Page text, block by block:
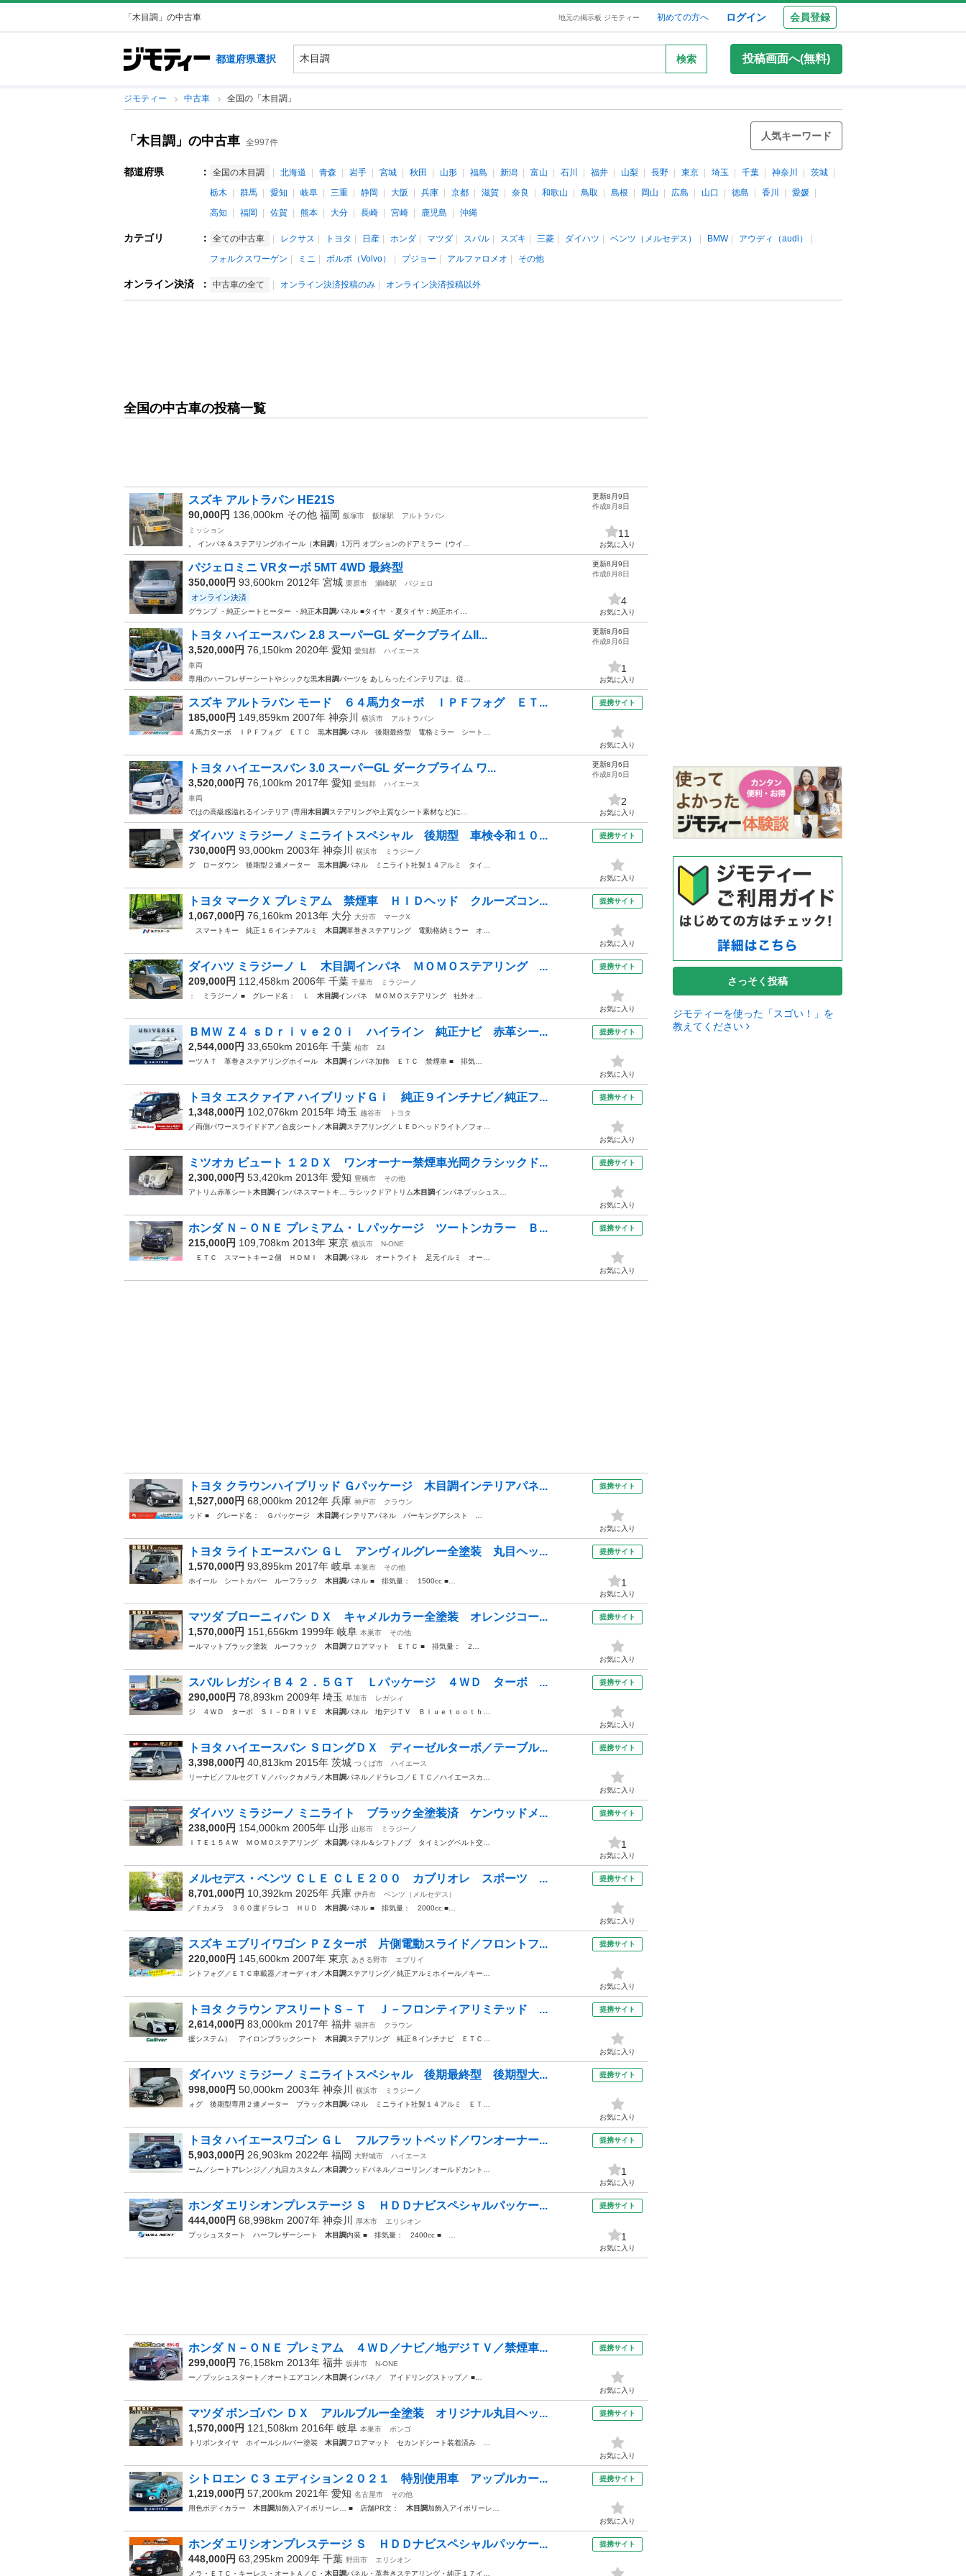
「木目調」の中古車 地元の掲示板 ジモティー 初めての方へ ログイン 会員登録
都道府県選択 検索 投稿画面へ(無料)
ジモティー 中古車 全国の「木目調」
「木目調」の中古車 全997件
人気キーワード
都道府県 ： 全国の木目調 北海道 青森 岩手 宮城 秋田 山形 福島 新潟 富山 石川 福井 山梨 長野 東京 埼玉 千葉 神奈川
茨城
栃木
群馬 愛知 岐阜 三重 静岡 大阪 兵庫 京都 滋賀 奈良 和歌山 鳥取 島根 岡山 広島 山口 徳島 香川
愛媛
高知
福岡 佐賀 熊本 大分 長崎 宮崎 鹿児島 沖縄
カテゴリ ： 全ての中古車 レクサス トヨタ 日産 ホンダ マツダ スバル スズキ 三菱 ダイハツ ベンツ（メルセデス） BMW
アウディ（audi）
フォルクスワーゲン
ミニ ボルボ（Volvo） プジョー アルファロメオ その他
オンライン決済 ： 中古車の全て オンライン決済投稿のみ オンライン決済投稿以外
全国の中古車の投稿一覧
スズキ アルトラパン HE21S
90,000円 136,000km その他 福岡 飯塚市 飯塚駅
アルトラパン
ミッション
。 インパネ＆ステアリングホイール（木目調）1万円 オプションのドアミラー（ウイ…
更新8月9日
作成8月8日
11
お気に入り
パジェロミニ VRターボ 5MT 4WD 最終型
350,000円 93,600km 2012年 宮城 栗原市 瀬峰駅 パジェロ
オンライン決済
グランプ ・純正シートヒーター ・純正木目調パネル ■タイヤ ・夏タイヤ：純正ホイ…
更新8月9日
作成8月8日
4
お気に入り
トヨタ ハイエースバン 2.8 スーパーGL ダークプライムII...
3,520,000円 76,150km 2020年 愛知 愛知郡
ハイエース
車両
専用のハーフレザーシートやシックな黒木目調パーツを あしらったインテリアは、従…
更新8月6日
作成8月6日
1
お気に入り
スズキ アルトラパン モード ６４馬力ターボ ＩＰＦフォグ ＥＴ...
185,000円 149,859km 2007年 神奈川 横浜市
アルトラパン
４馬力ターボ ＩＰＦフォグ ＥＴＣ 黒木目調パネル 後期最終型 電格ミラー シート…
提携サイト
お気に入り
トヨタ ハイエースバン 3.0 スーパーGL ダークプライム ワ...
3,520,000円 76,100km 2017年 愛知 愛知郡
ハイエース
車両
ではの高級感溢れるインテリア (専用木目調ステアリングや上質なシート素材など)に…
更新8月6日
作成8月6日
2
お気に入り
ダイハツ ミラジーノ ミニライトスペシャル 後期型 車検令和１０...
730,000円 93,000km 2003年 神奈川 横浜市
ミラジーノ
グ ローダウン 後期型２連メーター 黒木目調パネル ミニライト社製１４アルミ タイ…
提携サイト
お気に入り
トヨタ マークＸ プレミアム 禁煙車 ＨＩＤヘッド クルーズコン...
1,067,000円 76,160km 2013年 大分 大分市
マークX
スマートキー 純正１６インチアルミ 木目調革巻きステアリング 電動格納ミラー オ…
提携サイト
お気に入り
ダイハツ ミラジーノ Ｌ 木目調インパネ ＭＯＭＯステアリング ...
209,000円 112,458km 2006年 千葉 千葉市
ミラジーノ
： ミラジーノ ■ グレード名： Ｌ 木目調インパネ ＭＯＭＯステアリング 社外オ…
提携サイト
お気に入り
ＢＭＷ Ｚ４ ｓＤｒｉｖｅ２０ｉ ハイライン 純正ナビ 赤革シー...
2,544,000円 33,650km 2016年 千葉 柏市
Z4
ーツＡＴ 革巻きステアリングホイール 木目調インパネ加飾 ＥＴＣ 禁煙車 ■ 排気…
提携サイト
お気に入り
トヨタ エスクァイア ハイブリッドＧｉ 純正９インチナビ／純正フ...
1,348,000円 102,076km 2015年 埼玉 越谷市
トヨタ
／両側パワースライドドア／合皮シート／木目調ステアリング／ＬＥＤヘッドライト／フォ…
提携サイト
お気に入り
ミツオカ ビュート １２ＤＸ ワンオーナー禁煙車光岡クラシックド...
2,300,000円 53,420km 2013年 愛知 豊橋市
その他
アトリム赤革シート木目調インパネスマートキ… ラシックドアトリム木目調インパネプッシュス…
提携サイト
お気に入り
ホンダ Ｎ－ＯＮＥ プレミアム・Ｌパッケージ ツートンカラー Ｂ...
215,000円 109,708km 2013年 東京 横浜市
N-ONE
ＥＴＣ スマートキー２個 ＨＤＭＩ 木目調パネル オートライト 足元イルミ オー…
提携サイト
お気に入り
トヨタ クラウンハイブリッド Ｇパッケージ 木目調インテリアパネ...
1,527,000円 68,000km 2012年 兵庫 神戸市
クラウン
ッド ■ グレード名： Ｇパッケージ 木目調インテリアパネル パーキングアシスト …
提携サイト
お気に入り
トヨタ ライトエースバン ＧＬ アンヴィルグレー全塗装 丸目ヘッ...
1,570,000円 93,895km 2017年 岐阜 本巣市
その他
ホイール シートカバー ルーフラック 木目調パネル ■ 排気量： 1500cc ■…
提携サイト
1
お気に入り
マツダ ブローニィバン ＤＸ キャメルカラー全塗装 オレンジコー...
1,570,000円 151,656km 1999年 岐阜 本巣市
その他
ールマットブラック塗装 ルーフラック 木目調フロアマット ＥＴＣ ■ 排気量： 2…
提携サイト
お気に入り
スバル レガシィＢ４ ２．５ＧＴ Ｌパッケージ ４ＷＤ ターボ ...
290,000円 78,893km 2009年 埼玉 草加市
レガシィ
ジ ４ＷＤ ターボ ＳＩ－ＤＲＩＶＥ 木目調パネル 地デジＴＶ Ｂｌｕｅｔｏｏｔｈ…
提携サイト
お気に入り
トヨタ ハイエースバン ＳロングＤＸ ディーゼルターボ／テーブル...
3,398,000円 40,813km 2015年 茨城 つくば市
ハイエース
リーナビ／フルセグＴＶ／バックカメラ／木目調パネル／ドラレコ／ＥＴＣ／ハイエースカ…
提携サイト
お気に入り
ダイハツ ミラジーノ ミニライト ブラック全塗装済 ケンウッドメ...
238,000円 154,000km 2005年 山形 山形市
ミラジーノ
ＩＴＥ１５ＡＷ ＭＯＭＯステアリング 木目調パネル＆シフトノブ タイミングベルト交…
提携サイト
1
お気に入り
メルセデス・ベンツ ＣＬＥ ＣＬＥ２００ カブリオレ スポーツ ...
8,701,000円 10,392km 2025年 兵庫 伊丹市
ベンツ（メルセデス）
／Ｆカメラ ３６０度ドラレコ ＨＵＤ 木目調パネル ■ 排気量： 2000cc ■…
提携サイト
お気に入り
スズキ エブリイワゴン ＰＺターボ 片側電動スライド／フロントフ...
220,000円 145,600km 2007年 東京 あきる野市
エブリイ
ントフォグ／ＥＴＣ車載器／オーディオ／木目調ステアリング／純正アルミホイール／キー…
提携サイト
お気に入り
トヨタ クラウン アスリートＳ－Ｔ Ｊ－フロンティアリミテッド ...
2,614,000円 83,000km 2017年 福井 福井市
クラウン
援システム） アイロンブラックシート 木目調ステアリング 純正８インチナビ ＥＴＣ…
提携サイト
お気に入り
ダイハツ ミラジーノ ミニライトスペシャル 後期最終型 後期型大...
998,000円 50,000km 2003年 神奈川 横浜市
ミラジーノ
ォグ 後期型専用２連メーター ブラック木目調パネル ミニライト社製１４アルミ ＥＴ…
提携サイト
お気に入り
トヨタ ハイエースワゴン ＧＬ フルフラットベッド／ワンオーナー...
5,903,000円 26,903km 2022年 福岡 大野城市
ハイエース
ーム／シートアレンジ／／丸目カスタム／木目調ウッドパネル／コーリン／オールドカント…
提携サイト
1
お気に入り
ホンダ エリシオンプレステージ Ｓ ＨＤＤナビスペシャルパッケー...
444,000円 68,998km 2007年 神奈川 厚木市
エリシオン
プッシュスタート ハーフレザーシート 木目調内装 ■ 排気量： 2400cc ■ …
提携サイト
1
お気に入り
ホンダ Ｎ－ＯＮＥ プレミアム ４ＷＤ／ナビ／地デジＴＶ／禁煙車...
299,000円 76,158km 2013年 福井 坂井市
N-ONE
ー／プッシュスタート／オートエアコン／木目調インパネ／ アイドリングストップ／ ■…
提携サイト
お気に入り
マツダ ボンゴバン ＤＸ アルルブルー全塗装 オリジナル丸目ヘッ...
1,570,000円 121,508km 2016年 岐阜 本巣市
ボンゴ
トリボンタイヤ ホイールシルバー塗装 木目調フロアマット セカンドシート装着済み …
提携サイト
お気に入り
シトロエン Ｃ３ エディション２０２１ 特別使用車 アップルカー...
1,219,000円 57,200km 2021年 愛知 名古屋市
その他
用色ボディカラー 木目調加飾入アイボリーレ… ■ 店舗PR文： 木目調加飾入アイボリーレ…
提携サイト
お気に入り
ホンダ エリシオンプレステージ Ｓ ＨＤＤナビスペシャルパッケー...
448,000円 63,295km 2009年 千葉 野田市
エリシオン
メラ・ＥＴＣ・キーレス・オートＡ／Ｃ・ 木目調パネル・革巻きステアリング・純正１７イ…
提携サイト
さっそく投稿
ジモティーを使った「スゴい！」を
教えてください